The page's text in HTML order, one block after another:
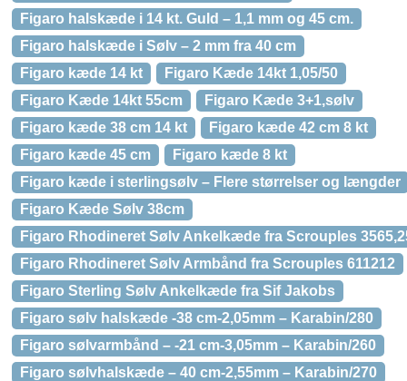
Figaro halskæde i 14 kt. Guld – 1,1 mm og 45 cm.
Figaro halskæde i Sølv – 2 mm fra 40 cm
Figaro kæde 14 kt
Figaro Kæde 14kt 1,05/50
Figaro Kæde 14kt 55cm
Figaro Kæde 3+1,sølv
Figaro kæde 38 cm 14 kt
Figaro kæde 42 cm 8 kt
Figaro kæde 45 cm
Figaro kæde 8 kt
Figaro kæde i sterlingsølv – Flere størrelser og længder
Figaro Kæde Sølv 38cm
Figaro Rhodineret Sølv Ankelkæde fra Scrouples
Figaro Rhodineret Sølv Armbånd fra Scrouples 611212
Figaro Sterling Sølv Ankelkæde fra Sif Jakobs
Figaro sølv halskæde -38 cm-2,05mm – Karabin/280
Figaro sølvarmbånd – -21 cm-3,05mm – Karabin/260
Figaro sølvhalskæde – 40 cm-2,55mm – Karabin/270